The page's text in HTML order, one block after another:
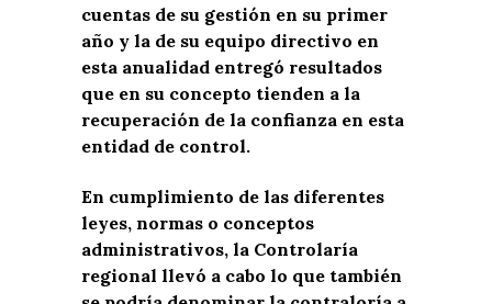
cuentas de su gestión en su primer
año y la de su equipo directivo en
esta anualidad entregó resultados
que en su concepto tienden a la
recuperación de la confianza en esta
entidad de control.
En cumplimiento de las diferentes
leyes, normas o conceptos
administrativos, la Controlaría
regional llevó a cabo lo que también